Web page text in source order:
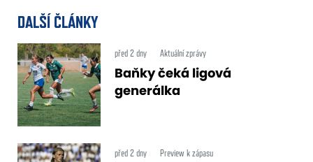
DALŠÍ ČLÁNKY
před 2 dny Aktuální zprávy
Baňky čeká ligová
generálka
před 2 dny Preview k zápasu